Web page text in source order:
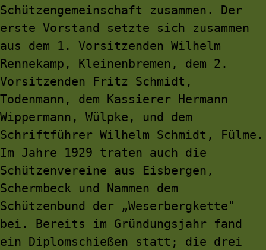
Schützengemeinschaft zusammen. Der
erste Vorstand setzte sich zusammen
aus dem 1. Vorsitzenden Wilhelm
Rennekamp, Kleinenbremen, dem 2.
Vorsitzenden Fritz Schmidt,
Todenmann, dem Kassierer Hermann
Wippermann, Wülpke, und dem
Schriftführer Wilhelm Schmidt, Fülme.
Im Jahre 1929 traten auch die
Schützenvereine aus Eisbergen,
Schermbeck und Nammen dem
Schützenbund der „Weserbergkette"
bei. Bereits im Gründungsjahr fand
ein Diplomschießen statt; die drei